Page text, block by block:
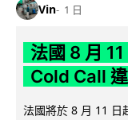
Vin 1 日
法國 8 月
Cold Call
法國將於 8 月 11 日